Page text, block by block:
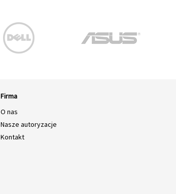
Firma
O nas
Nasze autoryzacje
Kontakt